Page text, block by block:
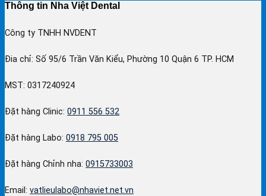
Thông tin Nha Việt Dental
Công ty TNHH NVDENT
Đia chỉ: Số 95/6 Trần Văn Kiểu, Phường 10 Quận 6 TP. HCM
MST: 0317240924
Đặt hàng Clinic: 0911 556 532
Đặt hàng Labo: 0918 795 005
Đặt hàng Chỉnh nha: 0915733003
Email: vatlieulabo@nhaviet.net.vn